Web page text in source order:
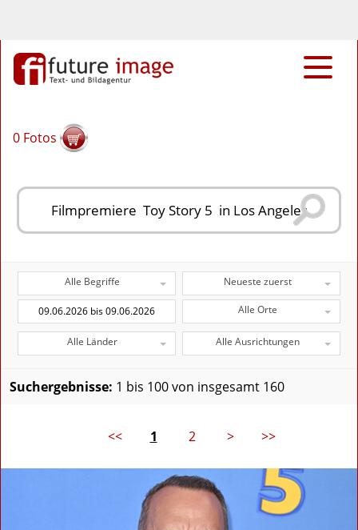
0 Fotos
Alle Begriffe Neueste zuerst
Alle Orte
Alle Länder Alle Ausrichtungen
Suchergebnisse: 1 bis 100 von insgesamt 160
<< 1 2 > >>